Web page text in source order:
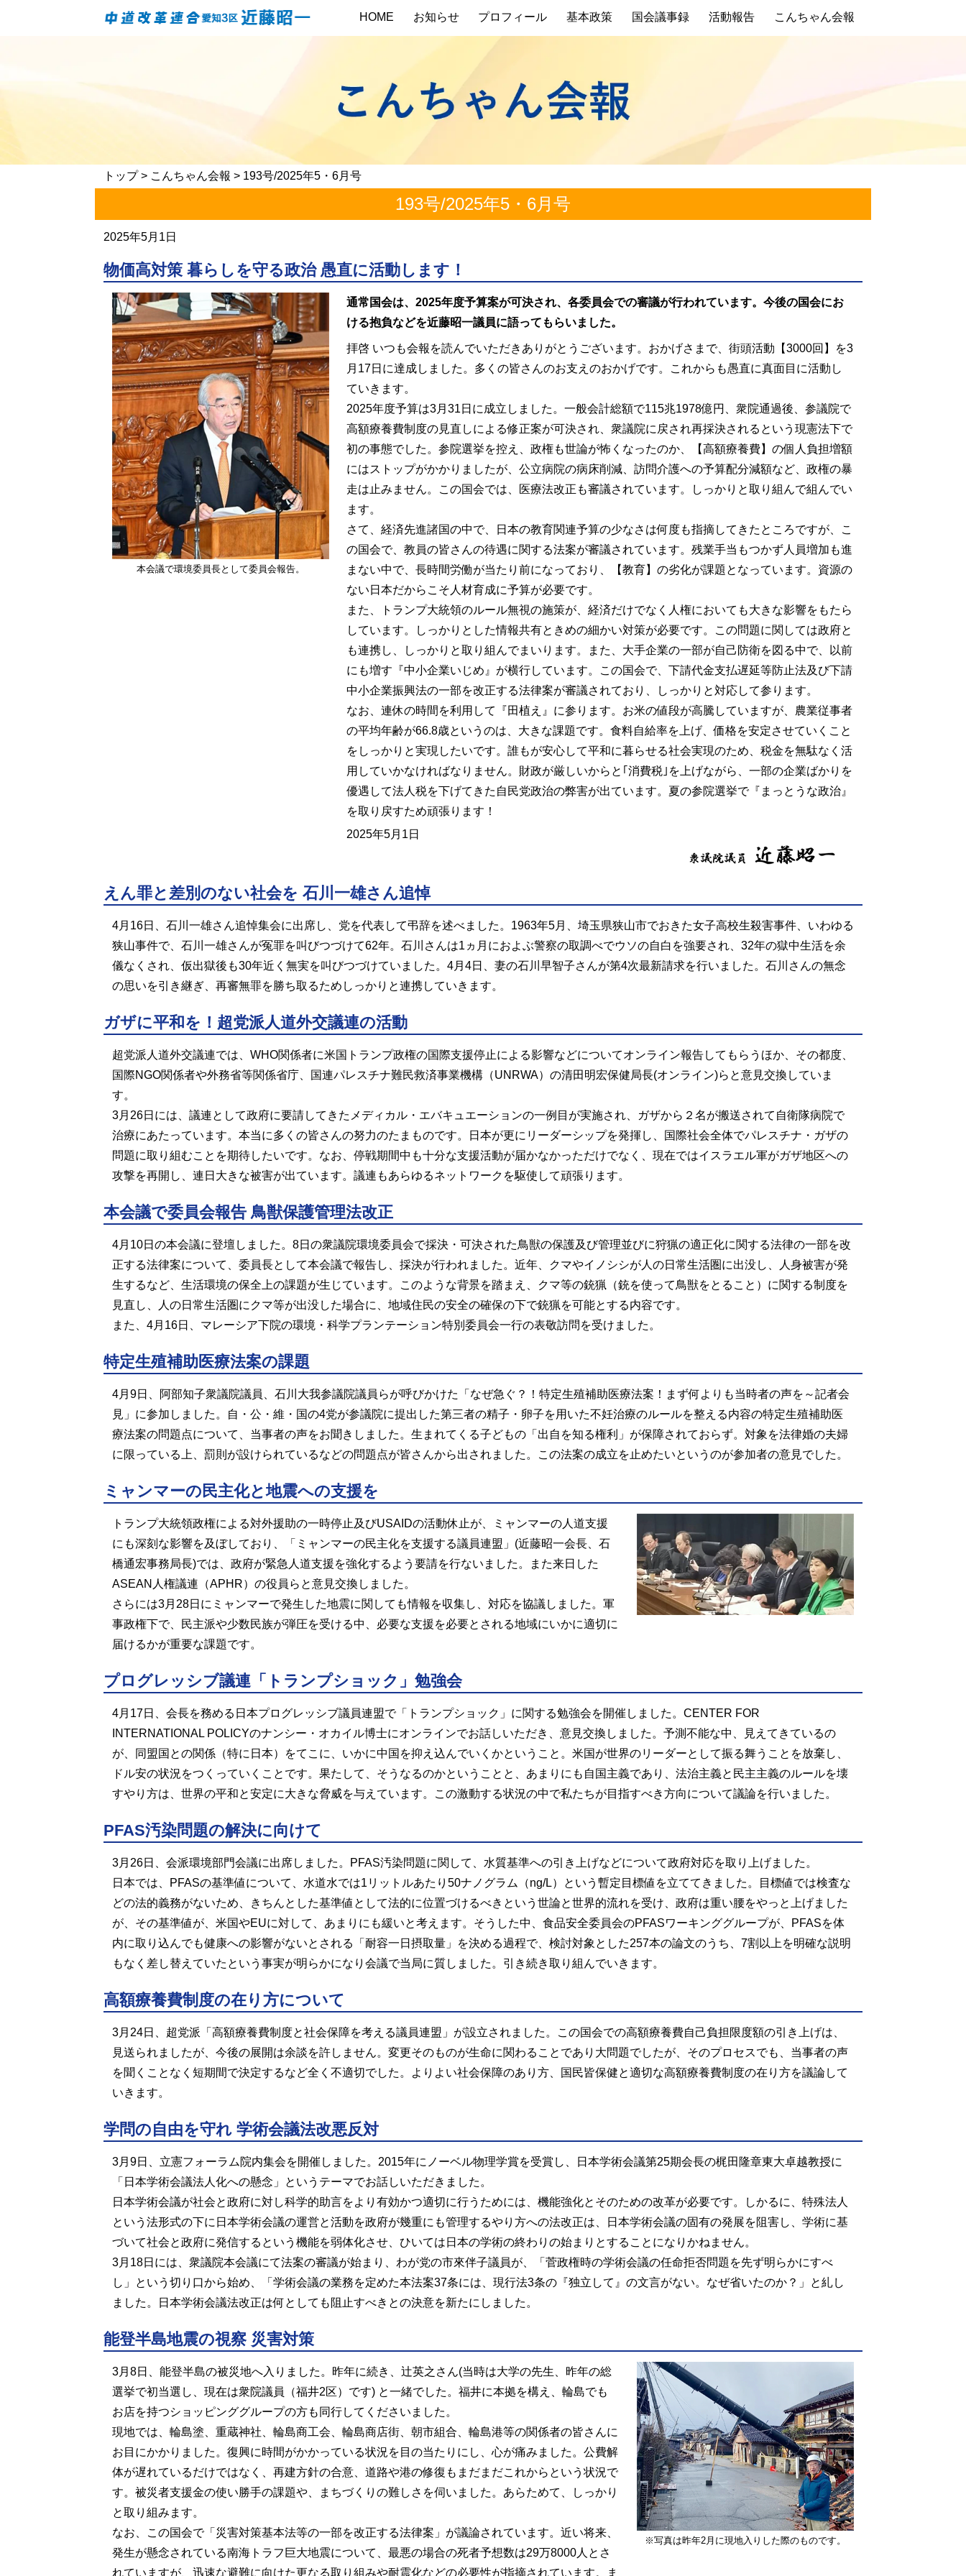
HOME お知らせ プロフィール 基本政策 国会議事録 活動報告 こんちゃん会報
トップ> こんちゃん会報 > 193号/2025年5・6月号
193号/2025年5・6月号
2025年5月1日
物価高対策 暮らしを守る政治 愚直に活動します！
本会議で環境委員長として委員会報告。
通常国会は、2025年度予算案が可決され、各委員会での審議が行われています。今後の国会にお
ける抱負などを近藤昭一議員に語ってもらいました。
拝啓 いつも会報を読んでいただきありがとうございます。おかげさまで、街頭活動【3000回】を3
月17日に達成しました。多くの皆さんのお支えのおかげです。これからも愚直に真面目に活動し
ていきます。
2025年度予算は3月31日に成立しました。一般会計総額で115兆1978億円、衆院通過後、参議院で
高額療養費制度の見直しによる修正案が可決され、衆議院に戻され再採決されるという現憲法下で
初の事態でした。参院選挙を控え、政権も世論が怖くなったのか、【高額療養費】の個人負担増額
にはストップがかかりましたが、公立病院の病床削減、訪問介護への予算配分減額など、政権の暴
走は止みません。この国会では、医療法改正も審議されています。しっかりと取り組んで組んでい
ます。
さて、経済先進諸国の中で、日本の教育関連予算の少なさは何度も指摘してきたところですが、こ
の国会で、教員の皆さんの待遇に関する法案が審議されています。残業手当もつかず人員増加も進
まない中で、長時間労働が当たり前になっており、【教育】の劣化が課題となっています。資源の
ない日本だからこそ人材育成に予算が必要です。
また、トランプ大統領のルール無視の施策が、経済だけでなく人権においても大きな影響をもたら
しています。しっかりとした情報共有ときめの細かい対策が必要です。この問題に関しては政府と
も連携し、しっかりと取り組んでまいります。また、大手企業の一部が自己防衛を図る中で、以前
にも増す『中小企業いじめ』が横行しています。この国会で、下請代金支払遅延等防止法及び下請
中小企業振興法の一部を改正する法律案が審議されており、しっかりと対応して参ります。
なお、連休の時間を利用して『田植え』に参ります。お米の値段が高騰していますが、農業従事者
の平均年齢が66.8歳というのは、大きな課題です。食料自給率を上げ、価格を安定させていくこと
をしっかりと実現したいです。誰もが安心して平和に暮らせる社会実現のため、税金を無駄なく活
用していかなければなりません。財政が厳しいからと｢消費税｣を上げながら、一部の企業ばかりを
優遇して法人税を下げてきた自民党政治の弊害が出ています。夏の参院選挙で『まっとうな政治』
を取り戻すため頑張ります！
2025年5月1日
えん罪と差別のない社会を 石川一雄さん追悼
4月16日、石川一雄さん追悼集会に出席し、党を代表して弔辞を述べました。1963年5月、埼玉県狭山市でおきた女子高校生殺害事件、いわゆる
狭山事件で、石川一雄さんが冤罪を叫びつづけて62年。石川さんは1ヵ月におよぶ警察の取調べでウソの自白を強要され、32年の獄中生活を余
儀なくされ、仮出獄後も30年近く無実を叫びつづけていました。4月4日、妻の石川早智子さんが第4次最新請求を行いました。石川さんの無念
の思いを引き継ぎ、再審無罪を勝ち取るためしっかりと連携していきます。
ガザに平和を！超党派人道外交議連の活動
超党派人道外交議連では、WHO関係者に米国トランプ政権の国際支援停止による影響などについてオンライン報告してもらうほか、その都度、
国際NGO関係者や外務省等関係省庁、国連パレスチナ難民救済事業機構（UNRWA）の清田明宏保健局長(オンライン)らと意見交換していま
す。
3月26日には、議連として政府に要請してきたメディカル・エバキュエーションの一例目が実施され、ガザから２名が搬送されて⾃衛隊病院で
治療にあたっています。本当に多くの皆さんの努力のたまものです。日本が更にリーダーシップを発揮し、国際社会全体でパレスチナ・ガザの
問題に取り組むことを期待したいです。なお、停戦期間中も十分な支援活動が届かなかっただけでなく、現在ではイスラエル軍がガザ地区への
攻撃を再開し、連日大きな被害が出ています。議連もあらゆるネットワークを駆使して頑張ります。
本会議で委員会報告 鳥獣保護管理法改正
4月10日の本会議に登壇しました。8日の衆議院環境委員会で採決・可決された鳥獣の保護及び管理並びに狩猟の適正化に関する法律の一部を改
正する法律案について、委員長として本会議で報告し、採決が行われました。近年、クマやイノシシが人の日常生活圏に出没し、人身被害が発
生するなど、生活環境の保全上の課題が生じています。このような背景を踏まえ、クマ等の銃猟（銃を使って鳥獣をとること）に関する制度を
見直し、人の日常生活圏にクマ等が出没した場合に、地域住民の安全の確保の下で銃猟を可能とする内容です。
また、4月16日、マレーシア下院の環境・科学プランテーション特別委員会一行の表敬訪問を受けました。
特定生殖補助医療法案の課題
4月9日、阿部知子衆議院議員、石川大我参議院議員らが呼びかけた「なぜ急ぐ？！特定生殖補助医療法案！まず何よりも当時者の声を～記者会
見」に参加しました。自・公・維・国の4党が参議院に提出した第三者の精子・卵子を用いた不妊治療のルールを整える内容の特定生殖補助医
療法案の問題点について、当事者の声をお聞きしました。生まれてくる子どもの「出自を知る権利」が保障されておらず。対象を法律婚の夫婦
に限っている上、罰則が設けられているなどの問題点が皆さんから出されました。この法案の成立を止めたいというのが参加者の意見でした。
ミャンマーの民主化と地震への支援を
トランプ大統領政権による対外援助の一時停止及びUSAIDの活動休止が、ミャンマーの人道支援
にも深刻な影響を及ぼしており、「ミャンマーの民主化を支援する議員連盟」(近藤昭一会長、石
橋通宏事務局長)では、政府が緊急人道支援を強化するよう要請を行ないました。また来日した
ASEAN人権議連（APHR）の役員らと意見交換しました。
さらには3月28日にミャンマーで発生した地震に関しても情報を収集し、対応を協議しました。軍
事政権下で、民主派や少数民族が弾圧を受ける中、必要な支援を必要とされる地域にいかに適切に
届けるかが重要な課題です。
プログレッシブ議連「トランプショック」勉強会
4月17日、会長を務める日本プログレッシブ議員連盟で「トランプショック」に関する勉強会を開催しました。CENTER FOR
INTERNATIONAL POLICYのナンシー・オカイル博士にオンラインでお話しいただき、意見交換しました。予測不能な中、見えてきているの
が、同盟国との関係（特に日本）をてこに、いかに中国を抑え込んでいくかということ。米国が世界のリーダーとして振る舞うことを放棄し、
ドル安の状況をつくっていくことです。果たして、そうなるのかということと、あまりにも自国主義であり、法治主義と民主主義のルールを壊
すやり方は、世界の平和と安定に大きな脅威を与えています。この激動する状況の中で私たちが目指すべき方向について議論を行いました。
PFAS汚染問題の解決に向けて
3月26日、会派環境部門会議に出席しました。PFAS汚染問題に関して、水質基準への引き上げなどについて政府対応を取り上げました。
日本では、PFASの基準値について、水道水では1リットルあたり50ナノグラム（ng/L）という暫定目標値を立ててきました。目標値では検査な
どの法的義務がないため、きちんとした基準値として法的に位置づけるべきという世論と世界的流れを受け、政府は重い腰をやっと上げました
が、その基準値が、米国やEUに対して、あまりにも緩いと考えます。そうした中、食品安全委員会のPFASワーキンググループが、PFASを体
内に取り込んでも健康への影響がないとされる「耐容一日摂取量」を決める過程で、検討対象とした257本の論文のうち、7割以上を明確な説明
もなく差し替えていたという事実が明らかになり会議で当局に質しました。引き続き取り組んでいきます。
高額療養費制度の在り方について
3月24日、超党派「高額療養費制度と社会保障を考える議員連盟」が設立されました。この国会での高額療養費自己負担限度額の引き上げは、
見送られましたが、今後の展開は余談を許しません。変更そのものが生命に関わることであり大問題でしたが、そのプロセスでも、当事者の声
を聞くことなく短期間で決定するなど全く不適切でした。よりよい社会保障のあり方、国民皆保健と適切な高額療養費制度の在り方を議論して
いきます。
学問の自由を守れ 学術会議法改悪反対
3月9日、立憲フォーラム院内集会を開催しました。2015年にノーベル物理学賞を受賞し、日本学術会議第25期会長の梶田隆章東大卓越教授に
「日本学術会議法人化への懸念」というテーマでお話しいただきました。
日本学術会議が社会と政府に対し科学的助言をより有効かつ適切に行うためには、機能強化とそのための改革が必要です。しかるに、特殊法人
という法形式の下に日本学術会議の運営と活動を政府が幾重にも管理するやり方への法改正は、日本学術会議の固有の発展を阻害し、学術に基
づいて社会と政府に発信するという機能を弱体化させ、ひいては日本の学術の終わりの始まりとすることになりかねません。
3月18日には、衆議院本会議にて法案の審議が始まり、わが党の市來伴子議員が、「菅政権時の学術会議の任命拒否問題を先ず明らかにすべ
し」という切り口から始め、「学術会議の業務を定めた本法案37条には、現行法3条の『独立して』の文言がない。なぜ省いたのか？」と糺し
ました。日本学術会議法改正は何としても阻止すべきとの決意を新たにしました。
能登半島地震の視察 災害対策
3月8日、能登半島の被災地へ入りました。昨年に続き、辻英之さん(当時は大学の先生、昨年の総
選挙で初当選し、現在は衆院議員（福井2区）です) と一緒でした。福井に本拠を構え、輪島でも
お店を持つショッピンググループの方も同行してくださいました。
現地では、輪島塗、重蔵神社、輪島商工会、輪島商店街、朝市組合、輪島港等の関係者の皆さんに
お目にかかりました。復興に時間がかかっている状況を目の当たりにし、心が痛みました。公費解
体が遅れているだけではなく、再建方針の合意、道路や港の修復もまだまだこれからという状況で
す。被災者支援金の使い勝手の課題や、まちづくりの難しさを伺いました。あらためて、しっかり
と取り組みます。
なお、この国会で「災害対策基本法等の一部を改正する法律案」が議論されています。近い将来、
発生が懸念されている南海トラフ巨大地震について、最悪の場合の死者予想数は29万8000人とさ
れていますが、迅速な避難に向けた更なる取り組みや耐震化などの必要性が指摘されています。ま
※写真は昨年2月に現地入りした際のものです。